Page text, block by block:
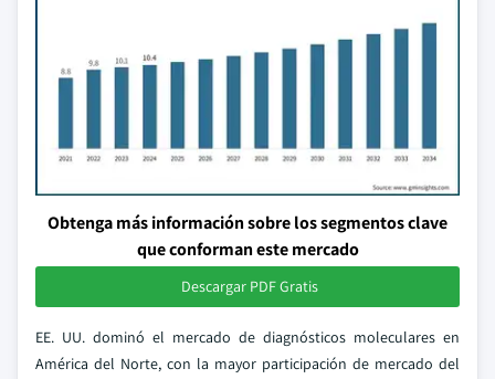
Obtenga más información sobre los segmentos clave
que conforman este mercado
Descargar PDF Gratis
EE. UU. dominó el mercado de diagnósticos moleculares en
América del Norte, con la mayor participación de mercado del